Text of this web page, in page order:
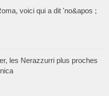
voici qui a dit 'no&apos ;
les Nerazzurri plus proches